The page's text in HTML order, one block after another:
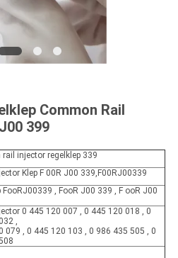
Common Rail
399
rail injector regelklep 339
Klep F 00R J00 339,F00RJ00339
FooRJ00339 , FooR J00 339 , F ooR J00
0 445 120 007 , 0 445 120 018 , 0
,
079 , 0 445 120 103 , 0 986 435 505 , 0